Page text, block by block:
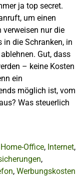
ja top secret.
um einen
verweisen nur die
in die Schranken, in
Gut, dass
– keine Kosten
ein
möglich ist, vom
Was steuerlich
Home-Office, Internet,
,
, Werbungskosten